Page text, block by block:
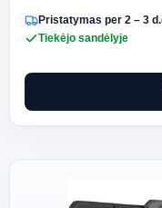
Pristatymas per 2 – 3
Tiekėjo sandėlyje